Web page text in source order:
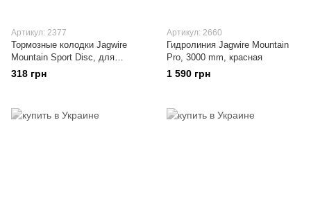
Артикул: 2377
Тормозные колодки Jagwire
Mountain Sport Disc, для
тормозов Shimano
318 грн
Артикул: 2660
Гидролиния Jagwire Mountain
Pro, 3000 mm, красная
1 590 грн